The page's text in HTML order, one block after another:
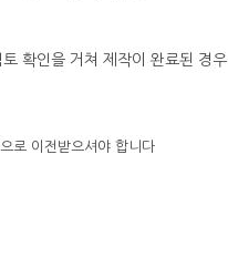
확인을 거쳐 제작이 완료된 경우
로 이전받으셔야 합니다